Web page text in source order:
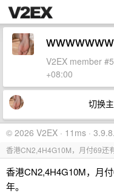
V2EX member
+08:00
切换
© 2026 V2EX · 11ms ·
香港CN2,4H4G10M，月付69还
香港CN2,4H4G10M，月
年。